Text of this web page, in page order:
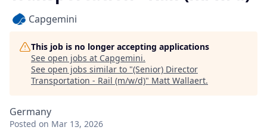
Capgemini
This job is no longer accepting applications
See open jobs at Capgemini.
See open jobs similar to "(Senior) Director
Transportation - Rail (m/w/d)" Matt Wallaert.
Germany
Posted on Mar 13, 2026